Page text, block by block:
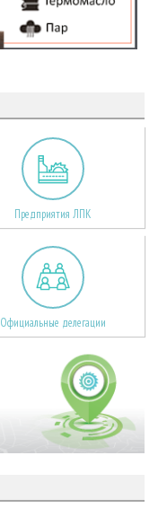
Предприятия ЛПК
Официальные делегации